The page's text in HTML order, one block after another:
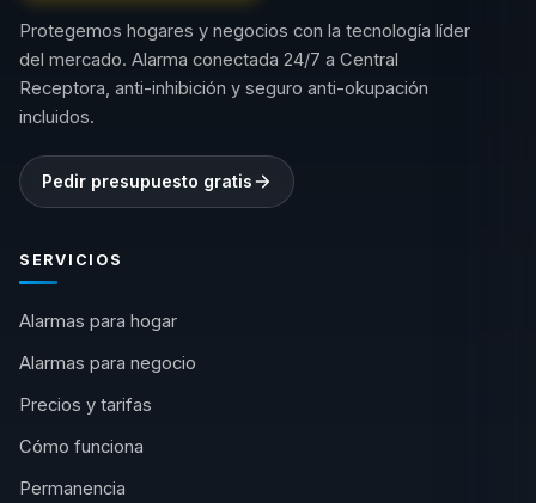
Protegemos hogares y negocios con la tecnología líder
del mercado. Alarma conectada 24/7 a Central
Receptora, anti-inhibición y seguro anti-okupación
incluidos.
Pedir presupuesto gratis
SERVICIOS
Alarmas para hogar
Alarmas para negocio
Precios y tarifas
Cómo funciona
Permanencia